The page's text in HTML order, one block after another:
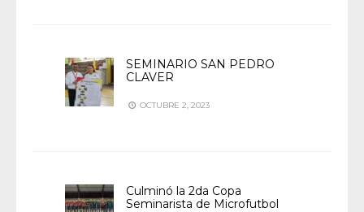
SEMINARIO SAN PEDRO
CLAVER
OCTUBRE 2, 2023
Culminó la 2da Copa
Seminarista de Microfutbol